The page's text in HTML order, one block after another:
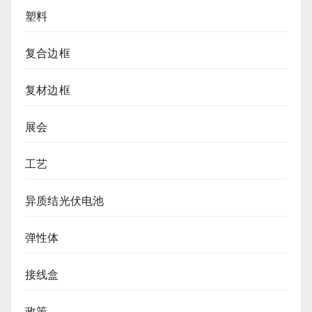
塑料
复合边框
复材边框
展会
工艺
异质结光伏电池
弹性体
接线盒